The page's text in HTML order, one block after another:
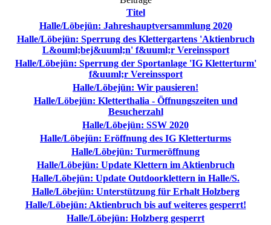
Titel
Halle/Löbejün: Jahreshauptversammlung 2020
Halle/Löbejün: Sperrung des Klettergartens 'Aktienbruch
L&ouml;bej&uuml;n' f&uuml;r Vereinssport
Halle/Löbejün: Sperrung der Sportanlage 'IG Kletterturm'
f&uuml;r Vereinssport
Halle/Löbejün: Wir pausieren!
Halle/Löbejün: Kletterthalia - Öffnungszeiten und
Besucherzahl
Halle/Löbejün: SSW 2020
Halle/Löbejün: Eröffnung des IG Kletterturms
Halle/Löbejün: Turmeröffnung
Halle/Löbejün: Update Klettern im Aktienbruch
Halle/Löbejün: Update Outdoorklettern in Halle/S.
Halle/Löbejün: Unterstützung für Erhalt Holzberg
Halle/Löbejün: Aktienbruch bis auf weiteres gesperrt!
Halle/Löbejün: Holzberg gesperrt